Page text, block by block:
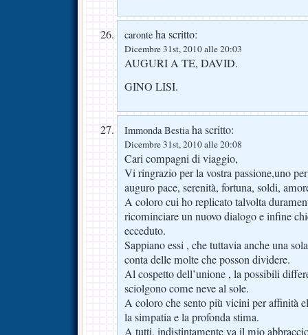
caronte ha scritto:
Dicembre 31st, 2010 alle 20:03
AUGURI A TE, DAVID.
GINO LISI.
Immonda Bestiaha scritto:
Dicembre 31st, 2010 alle 20:08
Cari compagni di viaggio,
Vi ringrazio per la vostra passione,uno
auguro pace, serenità, fortuna, soldi,
A coloro cui ho replicato talvolta
ricominciare un nuovo dialogo e infine
ecceduto.
Sappiano essi , che tuttavia anche una
conta delle molte che posson dividere.
Al cospetto dell’unione , la possibili
sciolgono come neve al sole.
A coloro che sento più vicini per affinità
la simpatia e la profonda stima.
A tutti, indistintamente va il mio